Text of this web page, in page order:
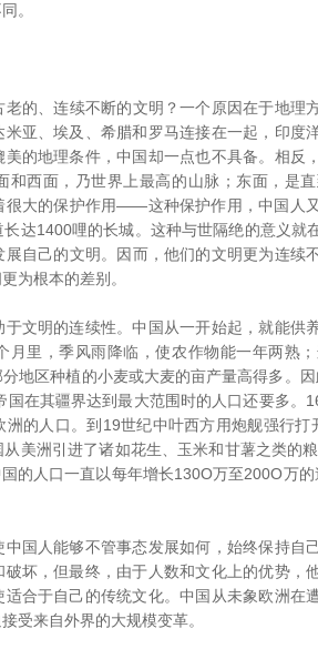
。
的、连续不断的文明？一个原因在于地理
亚、埃及、希腊和罗马连接在一起，印度
的地理条件，中国却一点也不具备。相反
和西面，乃世界上最高的山脉；东面，是
很大的保护作用――这种保护作用，中国人
达1400哩的长城。这种与世隔绝的意义就
展自己的文明。因而，他们的文明更为连
为根本的差别。
明的连续性。中国从一开始起，就能供
月里，季风雨降临，使农作物能一年两熟
地区种植的小麦或大麦的亩产量高得多。
在其疆界达到最大范围时的人口还要多。
的人口。到19世纪中叶西方用炮舰强行
从美洲引进了诸如花生、玉米和甘薯之类的
的人口一直以每年增长130O万至200O万
人能够不管事态发展如何，始终保持自
坏，但最终，由于人数和文化上的优势，
合于自己的传统文化。中国从未象欧洲在
受来自外界的大规模变革。